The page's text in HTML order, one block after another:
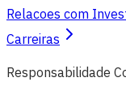
Relacoes com
Carreiras
Responsabilidade